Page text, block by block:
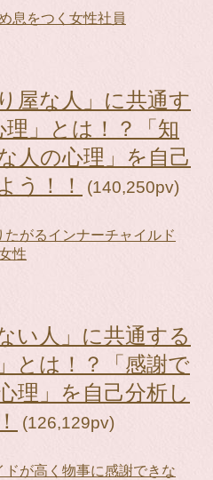
屋な人」に共通す
理」とは！？「知
人の心理」を自己
う！！
(140,250pv)
い人」に共通する
とは！？「感謝で
理」を自己分析し
(126,129pv)